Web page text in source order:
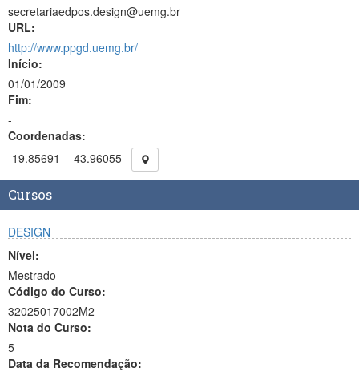
secretariaedpos.design@uemg.br
URL:
http://www.ppgd.uemg.br/
Início:
01/01/2009
Fim:
-
Coordenadas:
-19.85691
-43.96055
Cursos
DESIGN
Nível:
Mestrado
Código do Curso:
32025017002M2
Nota do Curso:
5
Data da Recomendação: